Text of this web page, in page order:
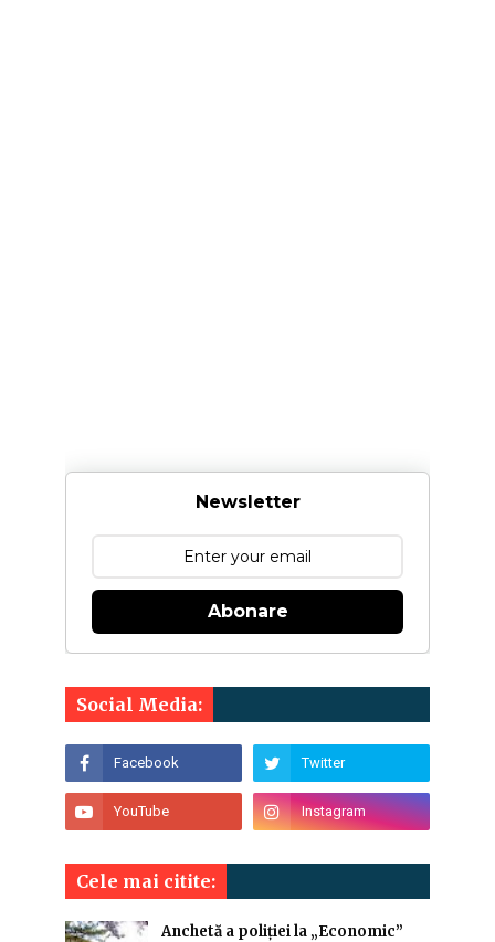
Newsletter
Abonare
Social Media:
Cele mai citite:
Anchetă a poliției la „Economic”